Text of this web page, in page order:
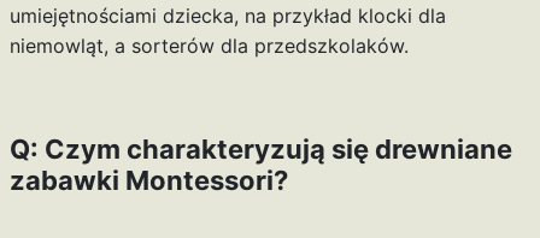
umiejętnościami dziecka, na przykład klocki dla
niemowląt, a sorterów dla przedszkolaków.
Q: Czym charakteryzują się drewniane
zabawki Montessori?